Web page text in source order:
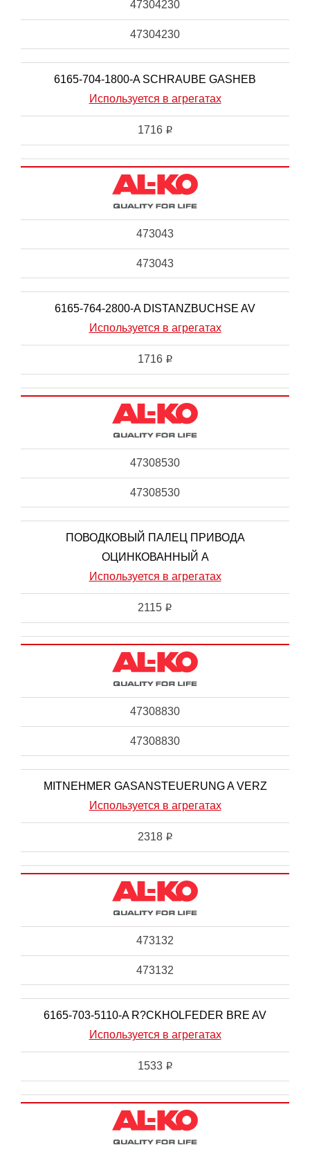
47304230
47304230
6165-704-1800-A SCHRAUBE GASHEB
Используется в агрегатах
1716 i
473043
473043
6165-764-2800-A DISTANZBUCHSE AV
Используется в агрегатах
1716 i
47308530
47308530
ПОВОДКОВЫЙ ПАЛЕЦ ПРИВОДА
ОЦИНКОВАННЫЙ А
Используется в агрегатах
2115 i
47308830
47308830
MITNEHMER GASANSTEUERUNG A VERZ
Используется в агрегатах
2318 i
473132
473132
6165-703-5110-A R?CKHOLFEDER BRE AV
Используется в агрегатах
1533 i